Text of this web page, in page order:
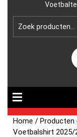
Home / Producten
Voetbalshirt 2025/